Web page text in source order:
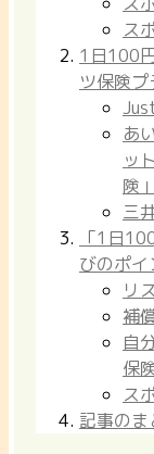
ス
1日100
ツ保険プ
あ
ッ
険」
三
「1日
びのポイ
リ
補
自
保
ス
記事のま